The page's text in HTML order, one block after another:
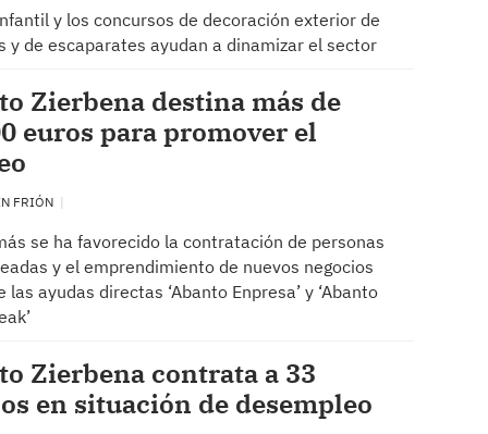
y los concursos de decoración exterior de
y de escaparates ayudan a dinamizar el sector
Zierbena destina más de
euros para promover el
FRIÓN
se ha favorecido la contratación de personas
y el emprendimiento de nuevos negocios
las ayudas directas ‘Abanto Enpresa’ y ‘Abanto
Zierbena contrata a 33
en situación de desempleo